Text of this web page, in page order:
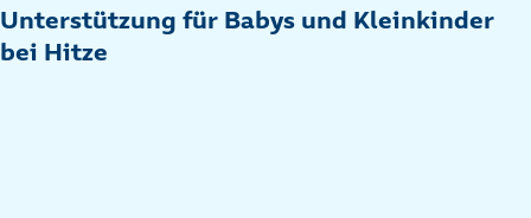
Unterstützung für Babys und Kleinkinder
bei Hitze